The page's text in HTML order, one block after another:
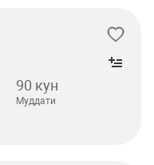
90 кун
Муддати